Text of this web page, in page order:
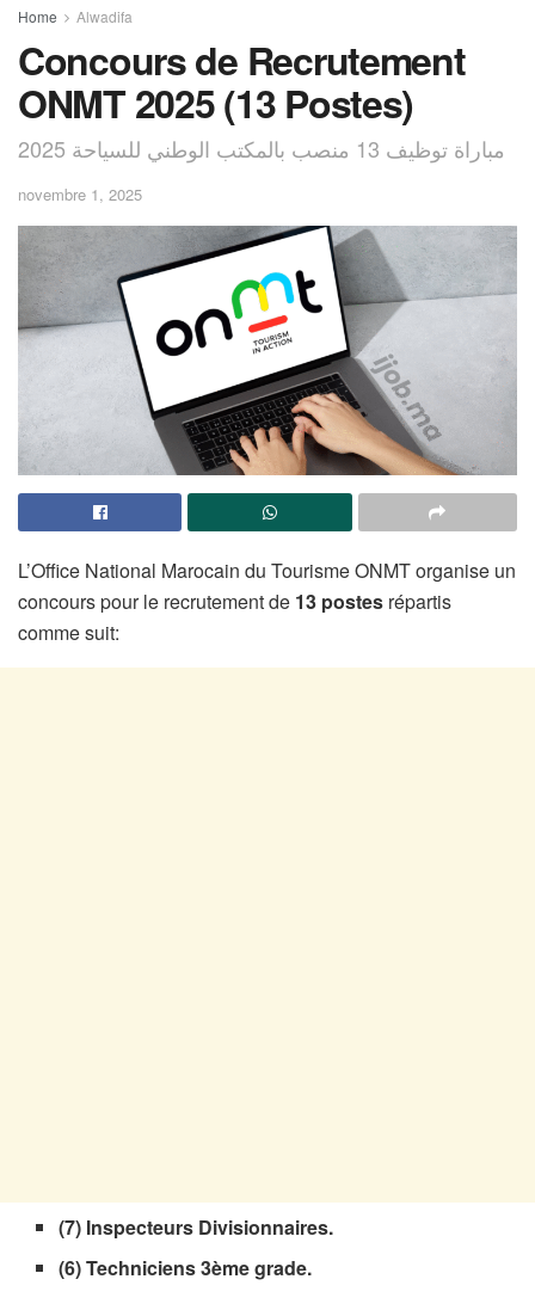
Home Alwadifa
Concours de Recrutement
ONMT 2025 (13 Postes)
مباراة توظيف 13 منصب بالمكتب الوطني للسياحة 2025
novembre 1, 2025
L’Office National Marocain du Tourisme ONMT organise un
concours pour le recrutement de 13 postes répartis
comme suit:
(7) Inspecteurs Divisionnaires.
(6) Techniciens 3ème grade.